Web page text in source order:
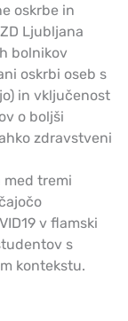
oskrbe in
Ljubljana
bolnikov
oskrbi oseb s
in vključenost
o boljši
zdravstveni
med tremi
v flamski
s
kontekstu.